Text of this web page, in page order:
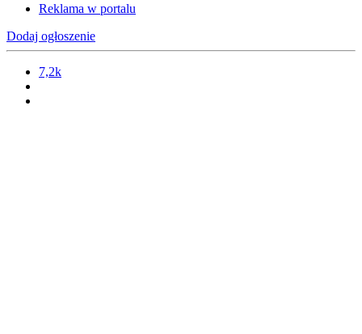
Reklama w portalu
Dodaj ogłoszenie
7,2k